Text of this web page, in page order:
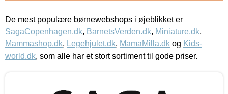
De mest populære børnewebshops i øjeblikket er
SagaCopenhagen.dk, BarnetsVerden.dk, Miniature.dk,
Mammashop.dk, Legehjulet.dk, MamaMilla.dk og Kids-
world.dk, som alle har et stort sortiment til gode priser.